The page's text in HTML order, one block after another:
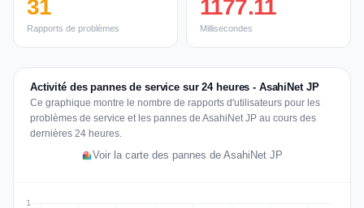
31
Rapports de problèmes
1177.11
Millisecondes
Activité des pannes de service sur 24 heures - AsahiNet JP
Ce graphique montre le nombre de rapports d'utilisateurs pour les
problèmes de service et les pannes de AsahiNet JP au cours des
dernières 24 heures.
Voir la carte des pannes de AsahiNet JP